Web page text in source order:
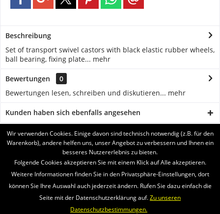
Beschreibung
Set of transport swivel castors with black elastic rubber wheels,
ball bearing, fixing plate... mehr
Bewertungen
0
Bewertungen lesen, schreiben und diskutieren... mehr
Kunden haben sich ebenfalls angesehen
BRUKERSTØTTE
SERVICE
INFORMATIONEN
Wir verwenden Cookies. Einige davon sind technisch notwendig (z.B. für den
Warenkorb), andere helfen uns, unser Angebot zu verbessern und Ihnen ein
besseres Nutzererlebnis zu bieten.
Folgende Cookies akzeptieren Sie mit einem Klick auf Alle akzeptieren.
Weitere Informationen finden Sie in den Privatsphäre-Einstellungen, dort
können Sie Ihre Auswahl auch jederzeit ändern. Rufen Sie dazu einfach die
Seite mit der Datenschutzerklärung auf.Zu unseren
Datenschutzbestimmungen.